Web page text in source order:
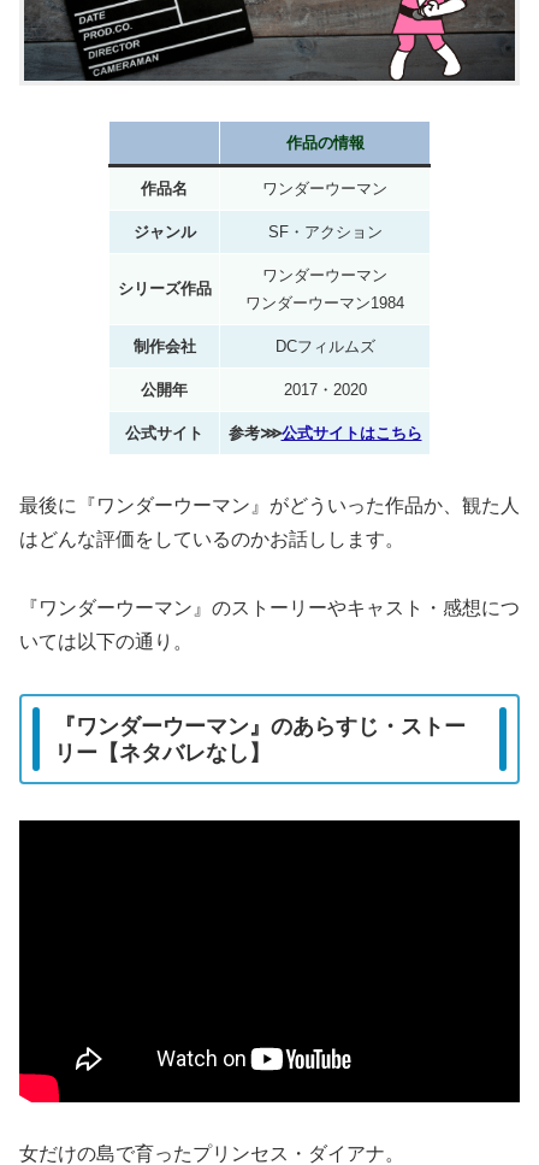
作品の情報
作品名 ワンダーウーマン
ジャンル SF・アクション
シリーズ作品
ワンダーウーマン
ワンダーウーマン1984
制作会社 DCフィルムズ
公開年 2017・2020
公式サイト 参考⋙公式サイトはこちら
最後に『ワンダーウーマン』がどういった作品か、観た人
はどんな評価をしているのかお話しします。
『ワンダーウーマン』のストーリーやキャスト・感想につ
いては以下の通り。
『ワンダーウーマン』のあらすじ・ストー
リー【ネタバレなし】
女だけの島で育ったプリンセス・ダイアナ。